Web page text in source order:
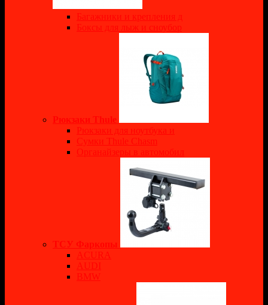
Багажники и крепления д
Боксы для лыж и сноубор
Рюкзаки Thule
Рюкзаки для ноутбука и
Сумки Thule Chasm
Органайзеры в автомобил
ТСУ Фаркопы
ACURA
AUDI
BMW